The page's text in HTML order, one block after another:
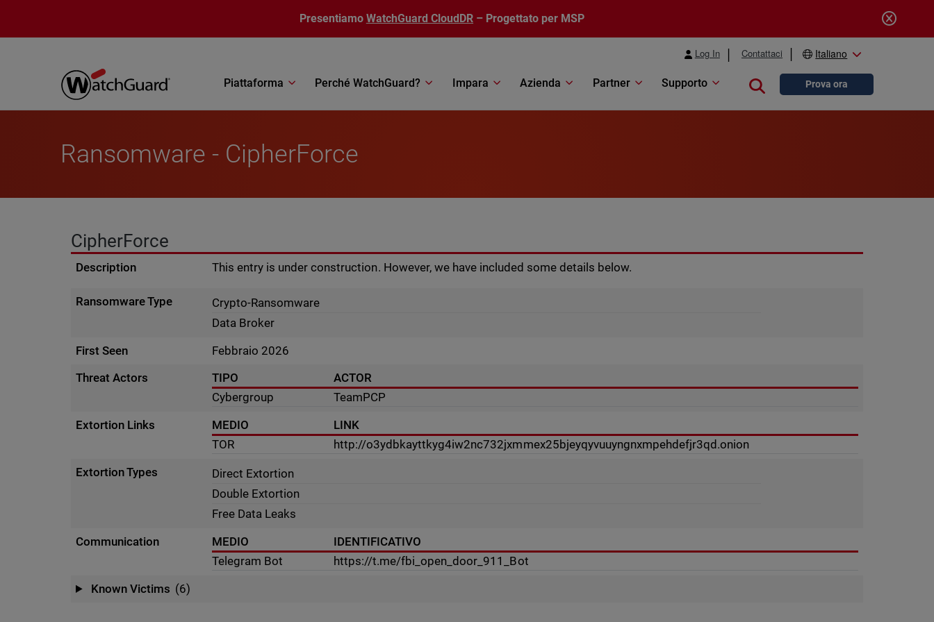
Presentiamo WatchGuard CloudDR – Progettato per MSP
Log In Contattaci Italiano
Piattaforma Perché WatchGuard? Impara Azienda Partner Supporto Close searchProva ora
Ransomware - CipherForce
CipherForce
Description This entry is under construction. However, we have included some details below.
Ransomware Type
Crypto-Ransomware
Data Broker
First Seen
Febbraio 2026
Threat Actors
TIPO
ACTOR
Cybergroup
TeamPCP
Extortion Links
MEDIO
LINK
TOR
http://o3ydbkayttkyg4iw2nc732jxmmex25bjeyqyvuuyngnxmpehdefjr3qd.onion
Extortion Types
Direct Extortion
Double Extortion
Free Data Leaks
Communication
MEDIO
IDENTIFICATIVO
Telegram Bot
https://t.me/fbi_open_door_911_Bot
Known Victims (6)